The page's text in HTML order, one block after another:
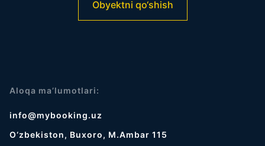
Obyektni qo‘shish
Aloqa ma’lumotlari:
info@mybooking.uz
O‘zbekiston, Buxoro, M.Ambar 115